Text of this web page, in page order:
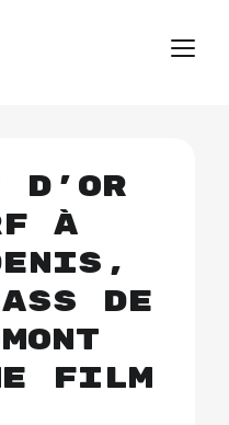
d’Or
à
de
film